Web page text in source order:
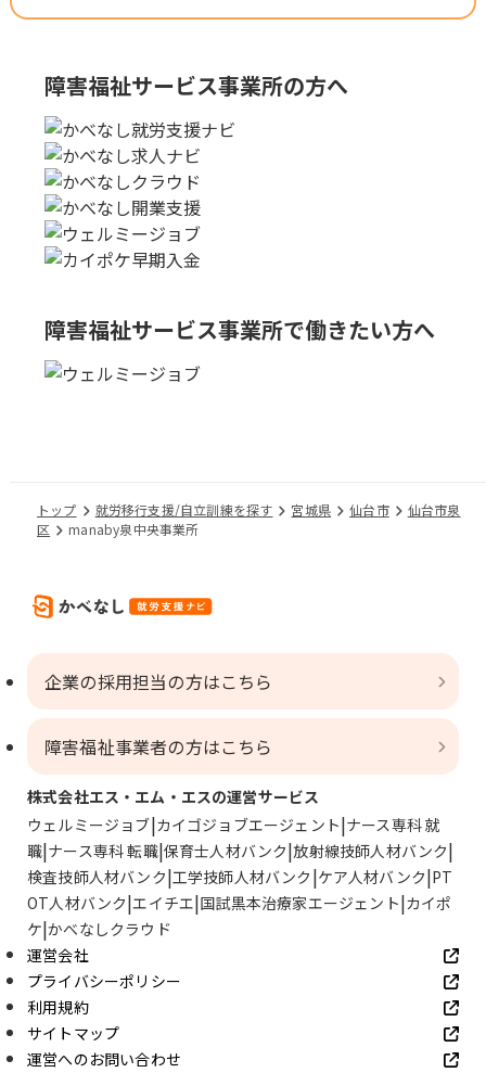
障害福祉サービス事業所の方へ
障害福祉サービス事業所で働きたい方へ
トップ 就労移行支援/自立訓練を探す 宮城県 仙台市
仙台市泉
区
manaby泉中央事業所
企業の採用担当の方はこちら
障害福祉事業者の方はこちら
株式会社エス・エム・エスの運営サービス
ウェルミージョブ カイゴジョブエージェント ナース専科 就
職 ナース専科 転職 保育士人材バンク 放射線技師人材バンク
検査技師人材バンク 工学技師人材バンク ケア人材バンク PT
OT人材バンク エイチエ 国試黒本治療家エージェント カイポ
ケ かべなしクラウド
運営会社
プライバシーポリシー
利用規約
サイトマップ
運営へのお問い合わせ